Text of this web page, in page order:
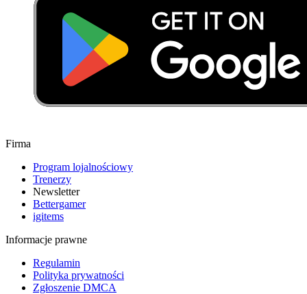
Firma
Program lojalnościowy
Trenerzy
Newsletter
Bettergamer
igitems
Informacje prawne
Regulamin
Polityka prywatności
Zgłoszenie DMCA